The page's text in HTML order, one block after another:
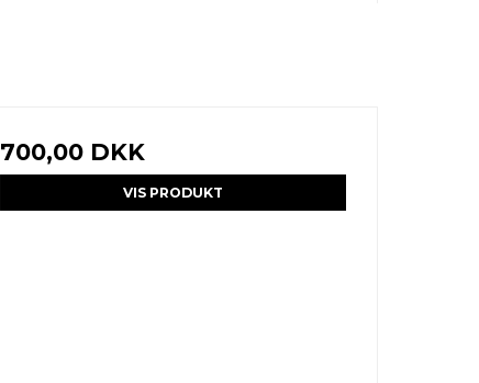
700,00 DKK
VIS PRODUKT